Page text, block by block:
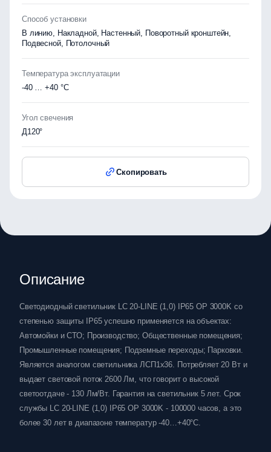
Способ установки
В линию, Накладной, Настенный, Поворотный кронштейн,
Подвесной, Потолочный
Температура эксплуатации
-40 … +40 °C
Угол свечения
Д120°
Скопировать
Описание
Светодиодный светильник LC 20-LINE (1,0) IP65 OP 3000K со
степенью защиты IP65 успешно применяется на объектах:
Автомойки и СТО; Производство; Общественные помещения;
Промышленные помещения; Подземные переходы; Парковки.
Является аналогом светильника ЛСП1х36. Потребляет 20 Вт и
выдает световой поток 2600 Лм, что говорит о высокой
светоотдаче - 130 Лм/Вт. Гарантия на светильник 5 лет. Срок
службы LC 20-LINE (1,0) IP65 OP 3000K - 100000 часов, а это
более 30 лет в диапазоне температур -40…+40°C.